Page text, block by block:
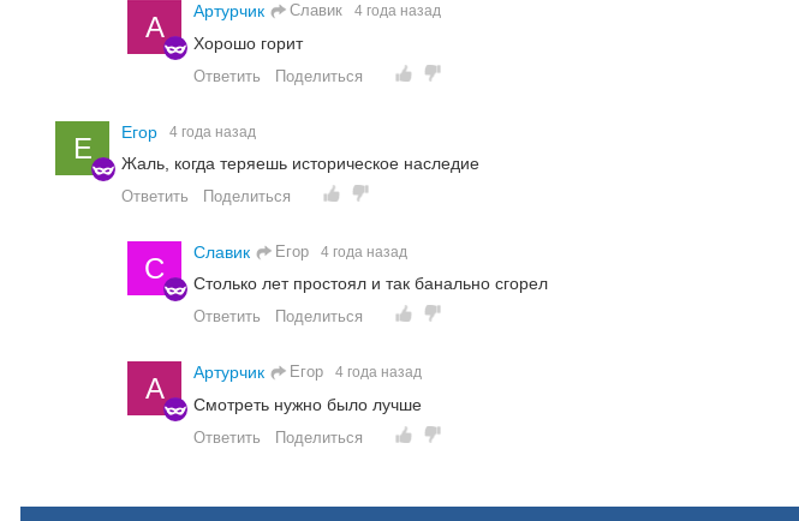
А Артурчик Славик 4 года назад
Хорошо горит
Ответить Поделиться
Е Егор 4 года назад
Жаль, когда теряешь историческое наследие
Ответить Поделиться
С Славик Егор 4 года назад
Столько лет простоял и так банально сгорел
Ответить Поделиться
А Артурчик Егор 4 года назад
Смотреть нужно было лучше
Ответить Поделиться